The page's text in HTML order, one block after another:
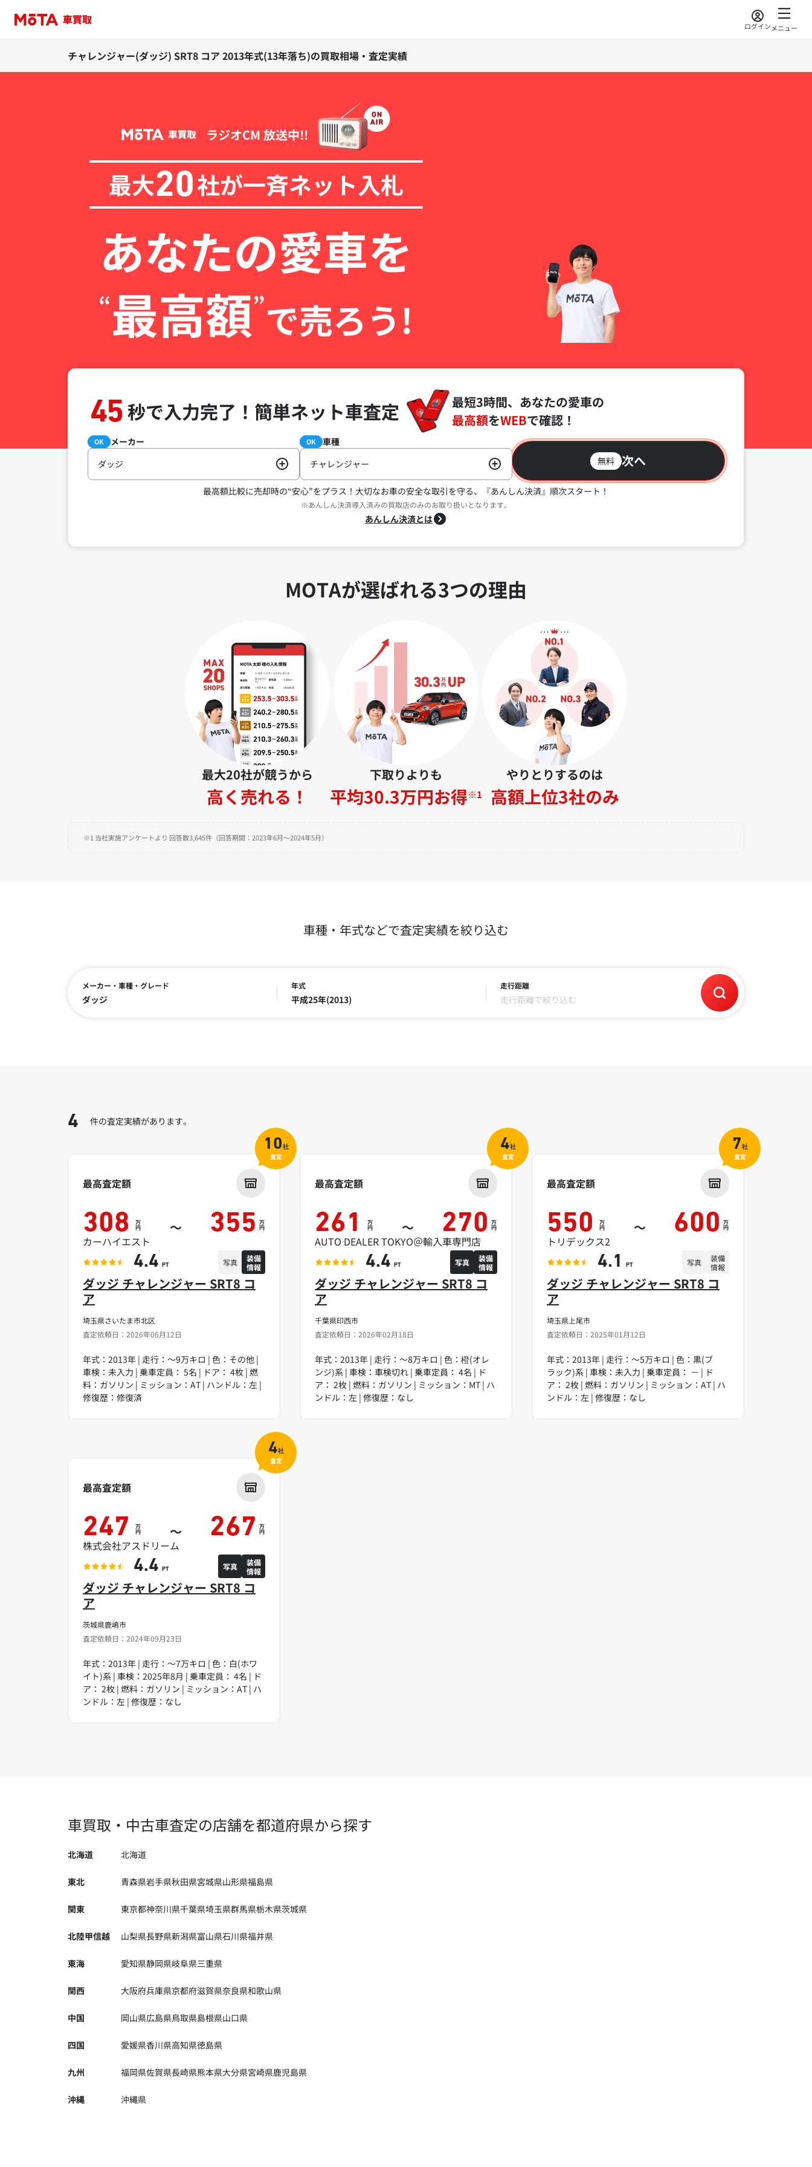
ログインメニュー
チャレンジャー(ダッジ) SRT8 コア 2013年式(13年落ち)の買取相場・査定実績
ラジオCM 放送中!!
最大20社が一斉ネット入札
あなたの愛車を
“最高額”で売ろう!
45秒で入力完了！ 簡単ネット車査定
最短3時間、あなたの愛車の
最高額をWEBで確認！
必須 メーカー
OK
ダッジ
必須 車種
OK
チャレンジャー 無料 次へ
最高額比較に売却時の“安心”をプラス！ 大切なお車の安全な取引を守る、『あんしん決済』順次スタート！
※あんしん決済導入済みの買取店のみのお取り扱いとなります。
あんしん決済とは
MOTAが選ばれる3つの理由
最大20社が競うから
高く売れる！
下取りよりも
平均30.3万円お得※1
やりとりするのは
高額上位3社のみ
※1 当社実施アンケートより 回答数3,645件（回答期間：2023年6月～2024年5月）
車種・年式などで査定実績を絞り込む
メーカー・車種・グレード
ダッジ
年式
平成25年(2013)
走行距離
走行距離で絞り込む
4 件の査定実績があります。
埼玉県さいたま市北区
査定依頼日：2026年06月12日
ダッジ チャレンジャー SRT8 コ
ア
年式：2013年 | 走行：～9万キロ | 色：その他 |
車検：未入力 | 乗車定員： 5名 | ドア： 4枚 | 燃
料：ガソリン | ミッション：AT | ハンドル：左 |
修復歴：修復済
最高査定額
308 万
円 ～ 355 万
円
カーハイエスト
4.4 PT 写真
装備
情報
10社
査定
千葉県印西市
査定依頼日：2026年02月18日
ダッジ チャレンジャー SRT8 コ
ア
年式：2013年 | 走行：～8万キロ | 色：橙(オレ
ンジ)系 | 車検：車検切れ | 乗車定員： 4名 | ド
ア： 2枚 | 燃料：ガソリン | ミッション：MT | ハ
ンドル：左 | 修復歴：なし
最高査定額
261 万
円 ～ 270 万
円
AUTO DEALER TOKYO＠輸入車専門店
4.4 PT 写真
装備
情報
4社
査定
埼玉県上尾市
査定依頼日：2025年01月12日
ダッジ チャレンジャー SRT8 コ
ア
年式：2013年 | 走行：～5万キロ | 色：黒(ブ
ラック)系 | 車検：未入力 | 乗車定員： － | ド
ア： 2枚 | 燃料：ガソリン | ミッション：AT | ハ
ンドル：左 | 修復歴：なし
最高査定額
550 万
円 ～ 600 万
円
トリデックス2
4.1 PT 写真
装備
情報
7社
査定
茨城県鹿嶋市
査定依頼日：2024年09月23日
ダッジ チャレンジャー SRT8 コ
ア
年式：2013年 | 走行：～7万キロ | 色：白(ホワ
イト)系 | 車検：2025年8月 | 乗車定員： 4名 | ド
ア： 2枚 | 燃料：ガソリン | ミッション：AT | ハ
ンドル：左 | 修復歴：なし
最高査定額
247 万
円 ～ 267 万
円
株式会社アスドリーム
4.4 PT 写真
装備
情報
4社
査定
車買取・中古車査定の店舗を都道府県から探す
北海道 北海道
東北 青森県岩手県秋田県宮城県山形県福島県
関東 東京都神奈川県千葉県埼玉県群馬県栃木県茨城県
北陸甲信越 山梨県長野県新潟県富山県石川県福井県
東海 愛知県静岡県岐阜県三重県
関西 大阪府兵庫県京都府滋賀県奈良県和歌山県
中国 岡山県広島県鳥取県島根県山口県
四国 愛媛県香川県高知県徳島県
九州 福岡県佐賀県長崎県熊本県大分県宮崎県鹿児島県
沖縄 沖縄県